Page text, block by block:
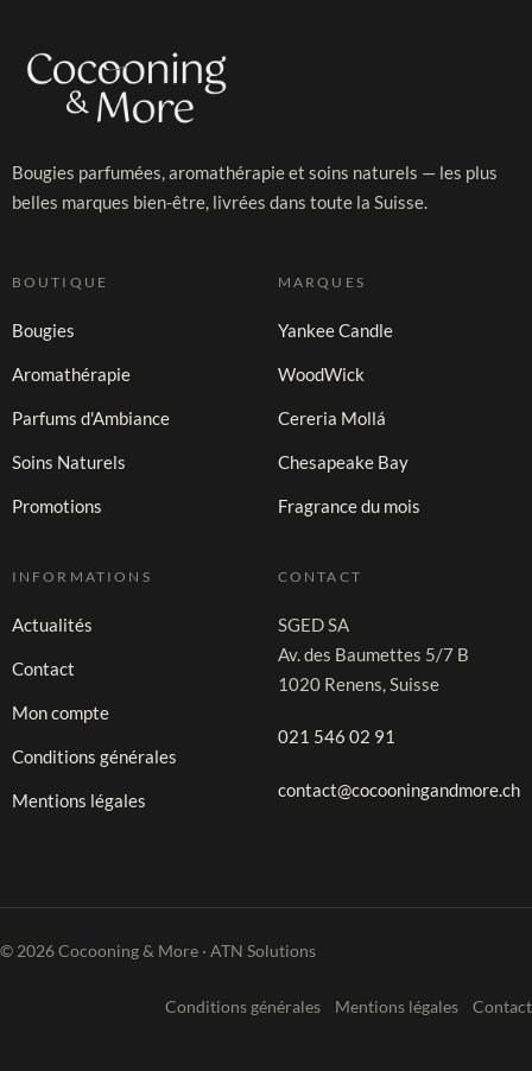
Bougies parfumées, aromathérapie et soins naturels — les plus
belles marques bien-être, livrées dans toute la Suisse.
BOUTIQUE
Bougies
Aromathérapie
Parfums d'Ambiance
Soins Naturels
Promotions
MARQUES
Yankee Candle
WoodWick
Cereria Mollá
Chesapeake Bay
Fragrance du mois
INFORMATIONS
Actualités
Contact
Mon compte
Conditions générales
Mentions légales
CONTACT
SGED SA
Av. des Baumettes 5/7 B
1020 Renens, Suisse
021 546 02 91
contact@cocooningandmore.ch
© 2026 Cocooning & More · ATN Solutions
Conditions générales Mentions légales Contact